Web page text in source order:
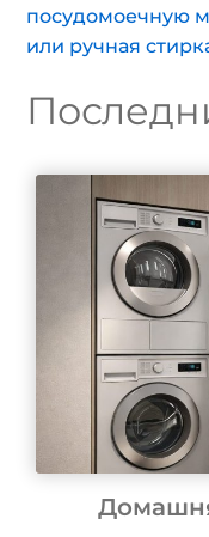
посудомоечную
или ручная